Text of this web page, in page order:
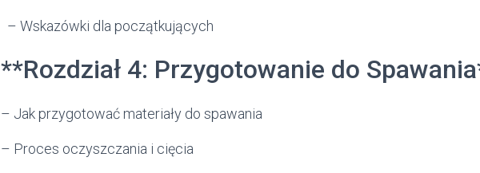
– Wskazówki dla początkujących
**Rozdział 4: Przygotowanie do
– Jak przygotować materiały do spawania
– Proces oczyszczania i cięcia